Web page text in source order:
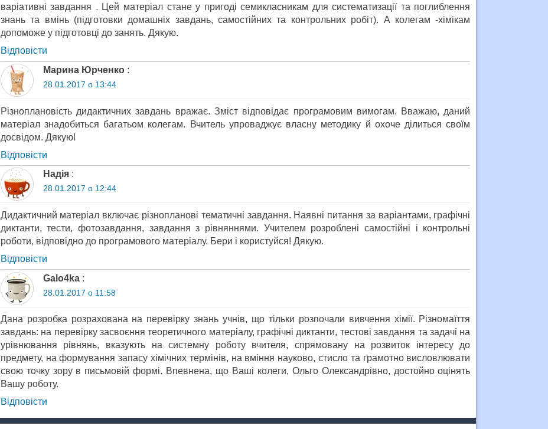
варіативні завдання . Цей матеріал стане у пригоді семикласникам для систематизації та поглиблення
знань та вмінь (підготовки домашніх завдань, самостійних та контрольних робіт). А колегам -хімікам
допоможе у підготовці до занять. Дякую.
Відповіcти
Марина Юрченко :
28.01.2017 о 13:44
Різноплановість дидактичних завдань вражає. Зміст відповідає програмовим вимогам. Вважаю, даний
матеріал знадобиться багатьом колегам. Вчитель упроваджує власну методику й охоче ділиться своїм
досвідом. Дякую!
Відповіcти
Надія :
28.01.2017 о 12:44
Дидактичний матеріал включає різнопланові тематичні завдання. Наявні питання за варіантами, графічні
диктанти, тести, фотозавдання, завдання з рівняннями. Учителем розроблені самостійні і контрольні
роботи, відповідно до програмового матеріалу. Бери і користуйся! Дякую.
Відповіcти
Galo4ka :
28.01.2017 о 11:58
Дана розробка розрахована на перевірку знань учнів, що тільки розпочали вивчення хімії. Різномаїття
завдань: на перевірку засвоєння теоретичного матеріалу, графічні диктанти, тестові завдання та задачі на
урівнювання рівнянь, вказують на системну роботу вчителя, спрямовану на розвиток інтересу до
предмету, на формування запасу хімічних термінів, на вміння науково, стисло та грамотно висловлювати
свою точку зору в письмовій формі. Впевнена, що Ваші колеги, Ольго Олександрівно, достойно оцінять
Вашу роботу.
Відповіcти